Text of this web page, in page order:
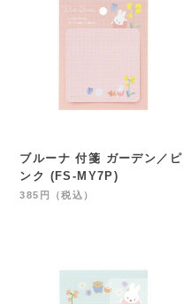
ブルーナ 付箋 ガーデン／ピ
ンク (FS-MY7P)
385円（税込）